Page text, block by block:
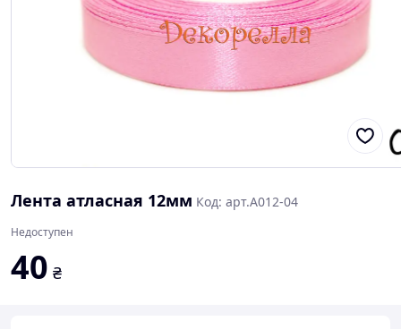
Лента атласная 12мм Код: арт.А012-04
Недоступен
40 ₴